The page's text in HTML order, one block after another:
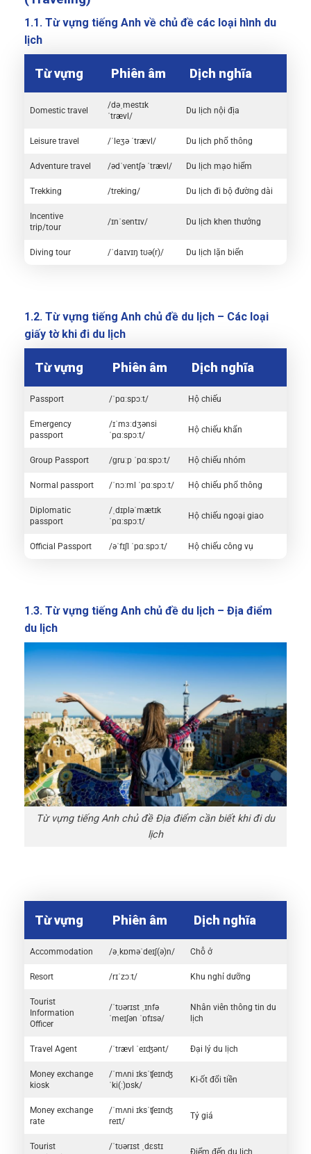
1.1. Từ vựng tiếng Anh về chủ đề các loại hình du
lịch
Từ vựng Phiên âm Dịch nghĩa
Domestic travel
/dəˌmestɪk
ˈtrævl/
Du lịch nội địa
Leisure travel /ˈleʒə ˈtrævl/ Du lịch phổ thông
Adventure travel /ədˈventʃə ˈtrævl/ Du lịch mạo hiểm
Trekking /treking/ Du lịch đi bộ đường dài
Incentive
trip/tour
/ɪnˈsentɪv/ Du lịch khen thưởng
Diving tour /ˈdaɪvɪŋ tʊə(r)/ Du lịch lặn biển
1.2. Từ vựng tiếng Anh chủ đề du lịch – Các loại
giấy tờ khi đi du lịch
Từ vựng Phiên âm Dịch nghĩa
Passport /ˈpɑːspɔːt/ Hộ chiếu
Emergency
passport
/ɪˈmɜːdʒənsi
ˈpɑːspɔːt/
Hộ chiếu khẩn
Group Passport /ɡruːp ˈpɑːspɔːt/ Hộ chiếu nhóm
Normal passport /ˈnɔːml ˈpɑːspɔːt/ Hộ chiếu phổ thông
Diplomatic
passport
/ˌdɪpləˈmætɪk
ˈpɑːspɔːt/
Hộ chiếu ngoại giao
Official Passport /əˈfɪʃl ˈpɑːspɔːt/ Hộ chiếu công vụ
1.3. Từ vựng tiếng Anh chủ đề du lịch – Địa điểm
du lịch
Từ vựng tiếng Anh chủ đề Địa điểm cần biết khi đi du
lịch
Từ vựng Phiên âm Dịch nghĩa
Accommodation /əˌkɒməˈdeɪʃ(ə)n/ Chỗ ở
Resort /rɪˈzɔːt/ Khu nghỉ dưỡng
Tourist
Information
Officer
/ˈtʊərɪst ˌɪnfə
ˈmeɪʃən ˈɒfɪsə/
Nhân viên thông tin du
lịch
Travel Agent /ˈtrævl ˈeɪʤənt/ Đại lý du lịch
Money exchange
kiosk
/ˈmʌni ɪksˈʧeɪnʤ
ˈki(ː)ɒsk/
Ki-ốt đổi tiền
Money exchange
rate
/ˈmʌni ɪksˈʧeɪnʤ
reɪt/
Tỷ giá
Tourist
/ˈtʊərɪst ˌdɛstɪ
Điểm đến du lịch